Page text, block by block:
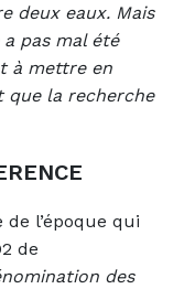
deux eaux. Mais
pas mal été
à mettre en
la recherche
de l’époque qui
de
des